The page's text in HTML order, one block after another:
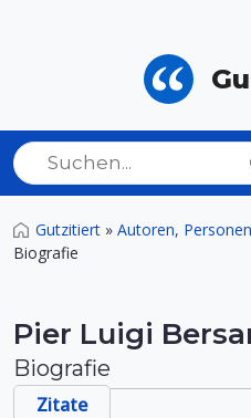
Gutzitiert » Autoren,
Biografie
Pier Luigi
Biografie
Zitate